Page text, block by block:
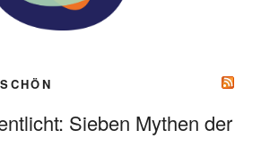
Sieben Mythen der